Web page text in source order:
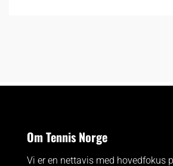
Om Tennis Norge
Vi er en nettavis med hovedfokus